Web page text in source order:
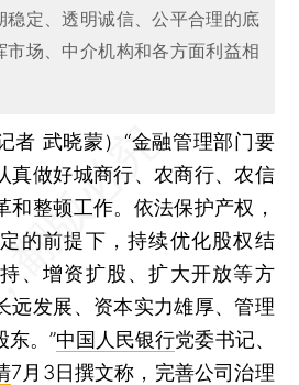
稳定、透明诚信、公平合理的底
市场、中介机构和各方面利益相
者 武晓蒙）“金融管理部门要
真做好城商行、农商行、农信
和整顿工作。依法保护产权，
的前提下，持续优化股权结
、增资扩股、扩大开放等方
远发展、资本实力雄厚、管理
东。”中国人民银行党委书记、
7月3日撰文称，完善公司治理